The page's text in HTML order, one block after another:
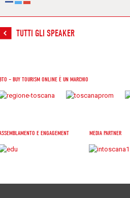
TUTTI GLI SPEAKER
– BUY TOURISM ONLINE È UN MARCHIO
E ENGAGEMENT MEDIA PARTNER